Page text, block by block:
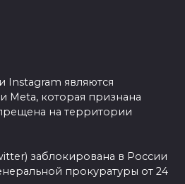
Instagram являются
Meta, которая признана
на территории
заблокирована в России
прокуратуры от 24